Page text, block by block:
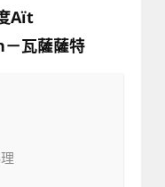
Aït
瓦薩薩特